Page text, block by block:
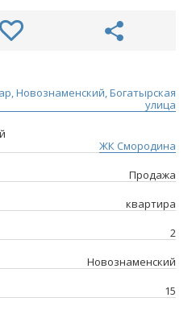
Новознаменский, Богатырская
улица
ЖК Смородина
Продажа
квартира
2
Новознаменский
15